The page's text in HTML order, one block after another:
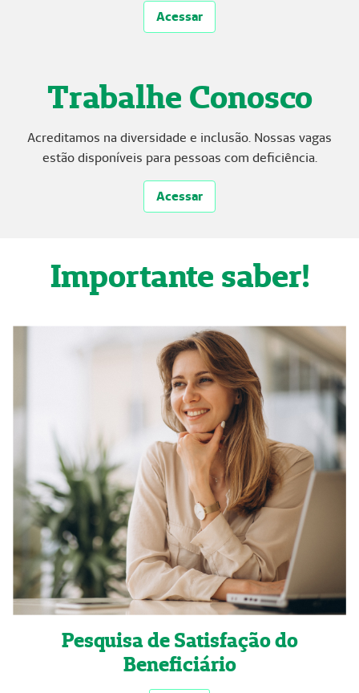
Acessar
Trabalhe Conosco
Acreditamos na diversidade e inclusão. Nossas vagas
estão disponíveis para pessoas com deficiência.
Acessar
Importante saber!
Pesquisa de Satisfação do
Beneficiário